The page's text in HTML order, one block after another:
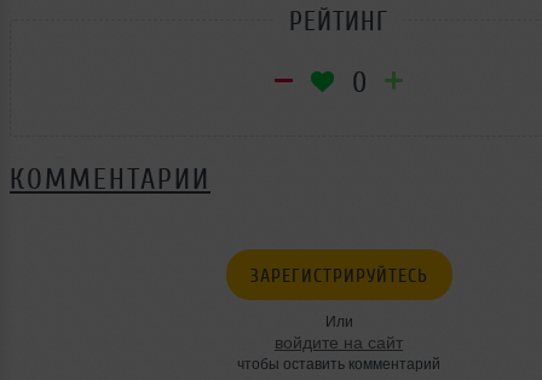
РЕЙТИНГ
0
КОММЕНТАРИИ
ЗАРЕГИСТРИРУЙТЕСЬ
Или
войдите на сайт
чтобы оставить комментарий